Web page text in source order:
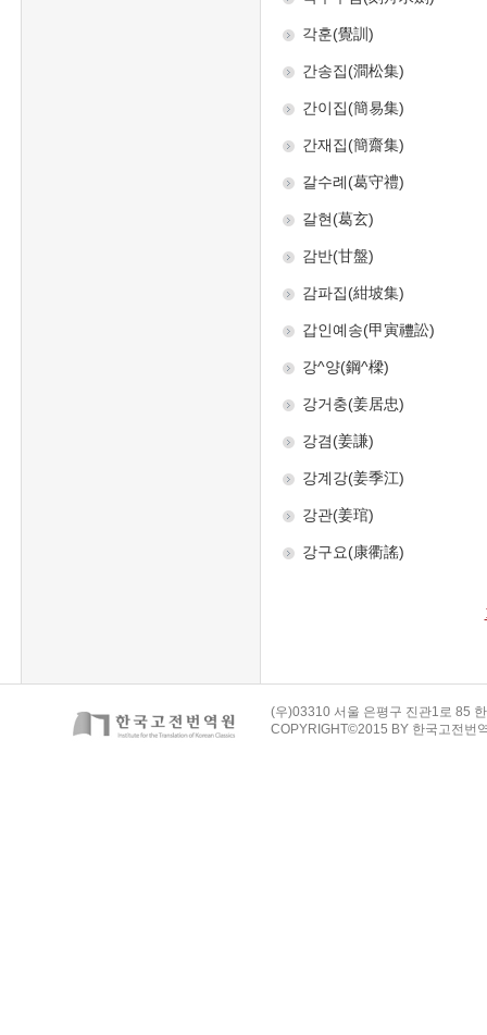
(우)03310 서울 은평구 진관1로 85
COPYRIGHT©2015 BY 한국고전번